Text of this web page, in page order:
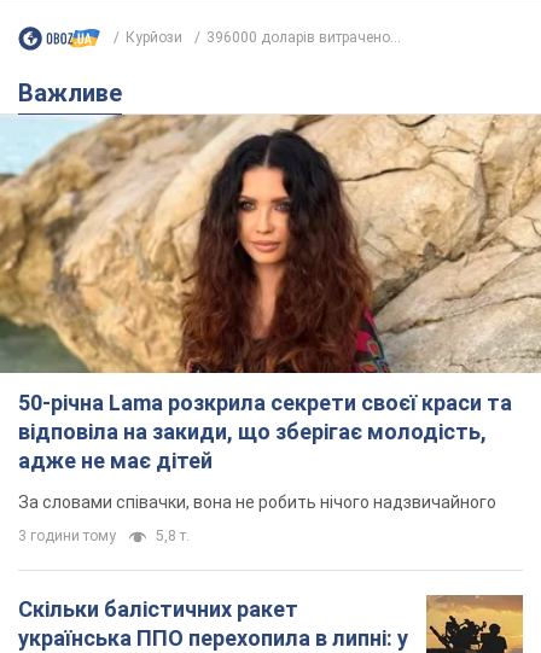
Курйози 396000 доларів витрачено...
Важливе
50-річна Lama розкрила секрети своєї краси та
відповіла на закиди, що зберігає молодість,
адже не має дітей
За словами співачки, вона не робить нічого надзвичайного
3 години тому 5,8 т.
Скільки балістичних ракет
українська ППО перехопила в липні: у